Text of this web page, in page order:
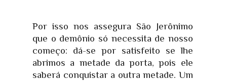
Por isso nos assegura São Jerônimo
que o demônio só necessita de nosso
começo: dá-se por satisfeito se lhe
abrimos a metade da porta, pois ele
saberá conquistar a outra metade. Um